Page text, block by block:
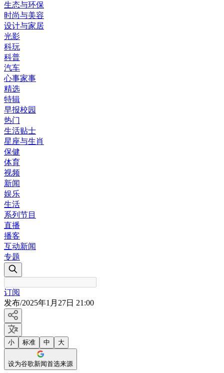
生态与环保
时尚与美容
设计与家居
光影
科玩
科普
汽车
心事家事
精选
特辑
早报校园
热门
生活贴士
星座与生肖
保健
体育
视频
新闻
娱乐
生活
系列节目
直播
播客
互动新闻
专题
订阅
发布/2025年1月27日 21:00
小 标准 中 大
设为谷歌新闻首选来源